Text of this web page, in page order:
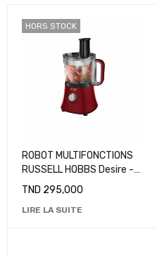
HORS STOCK
ROBOT MULTIFONCTIONS
RUSSELL HOBBS Desire -
19006 - 750W
TND 295,000
LIRE LA SUITE